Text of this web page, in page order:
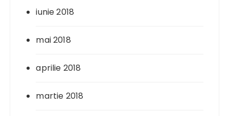
iunie 2018
mai 2018
aprilie 2018
martie 2018